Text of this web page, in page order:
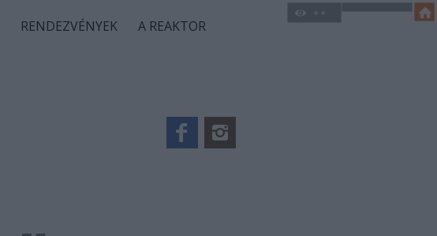
RENDEZVÉNYEK A REAKTOR